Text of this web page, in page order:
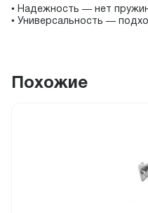
• Надежность — нет
• Универсальность —
Похожие